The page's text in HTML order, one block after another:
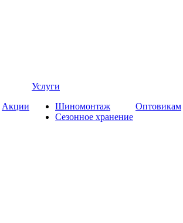
Акции
Услуги
Шиномонтаж
Сезонное хранение
Оптовикам